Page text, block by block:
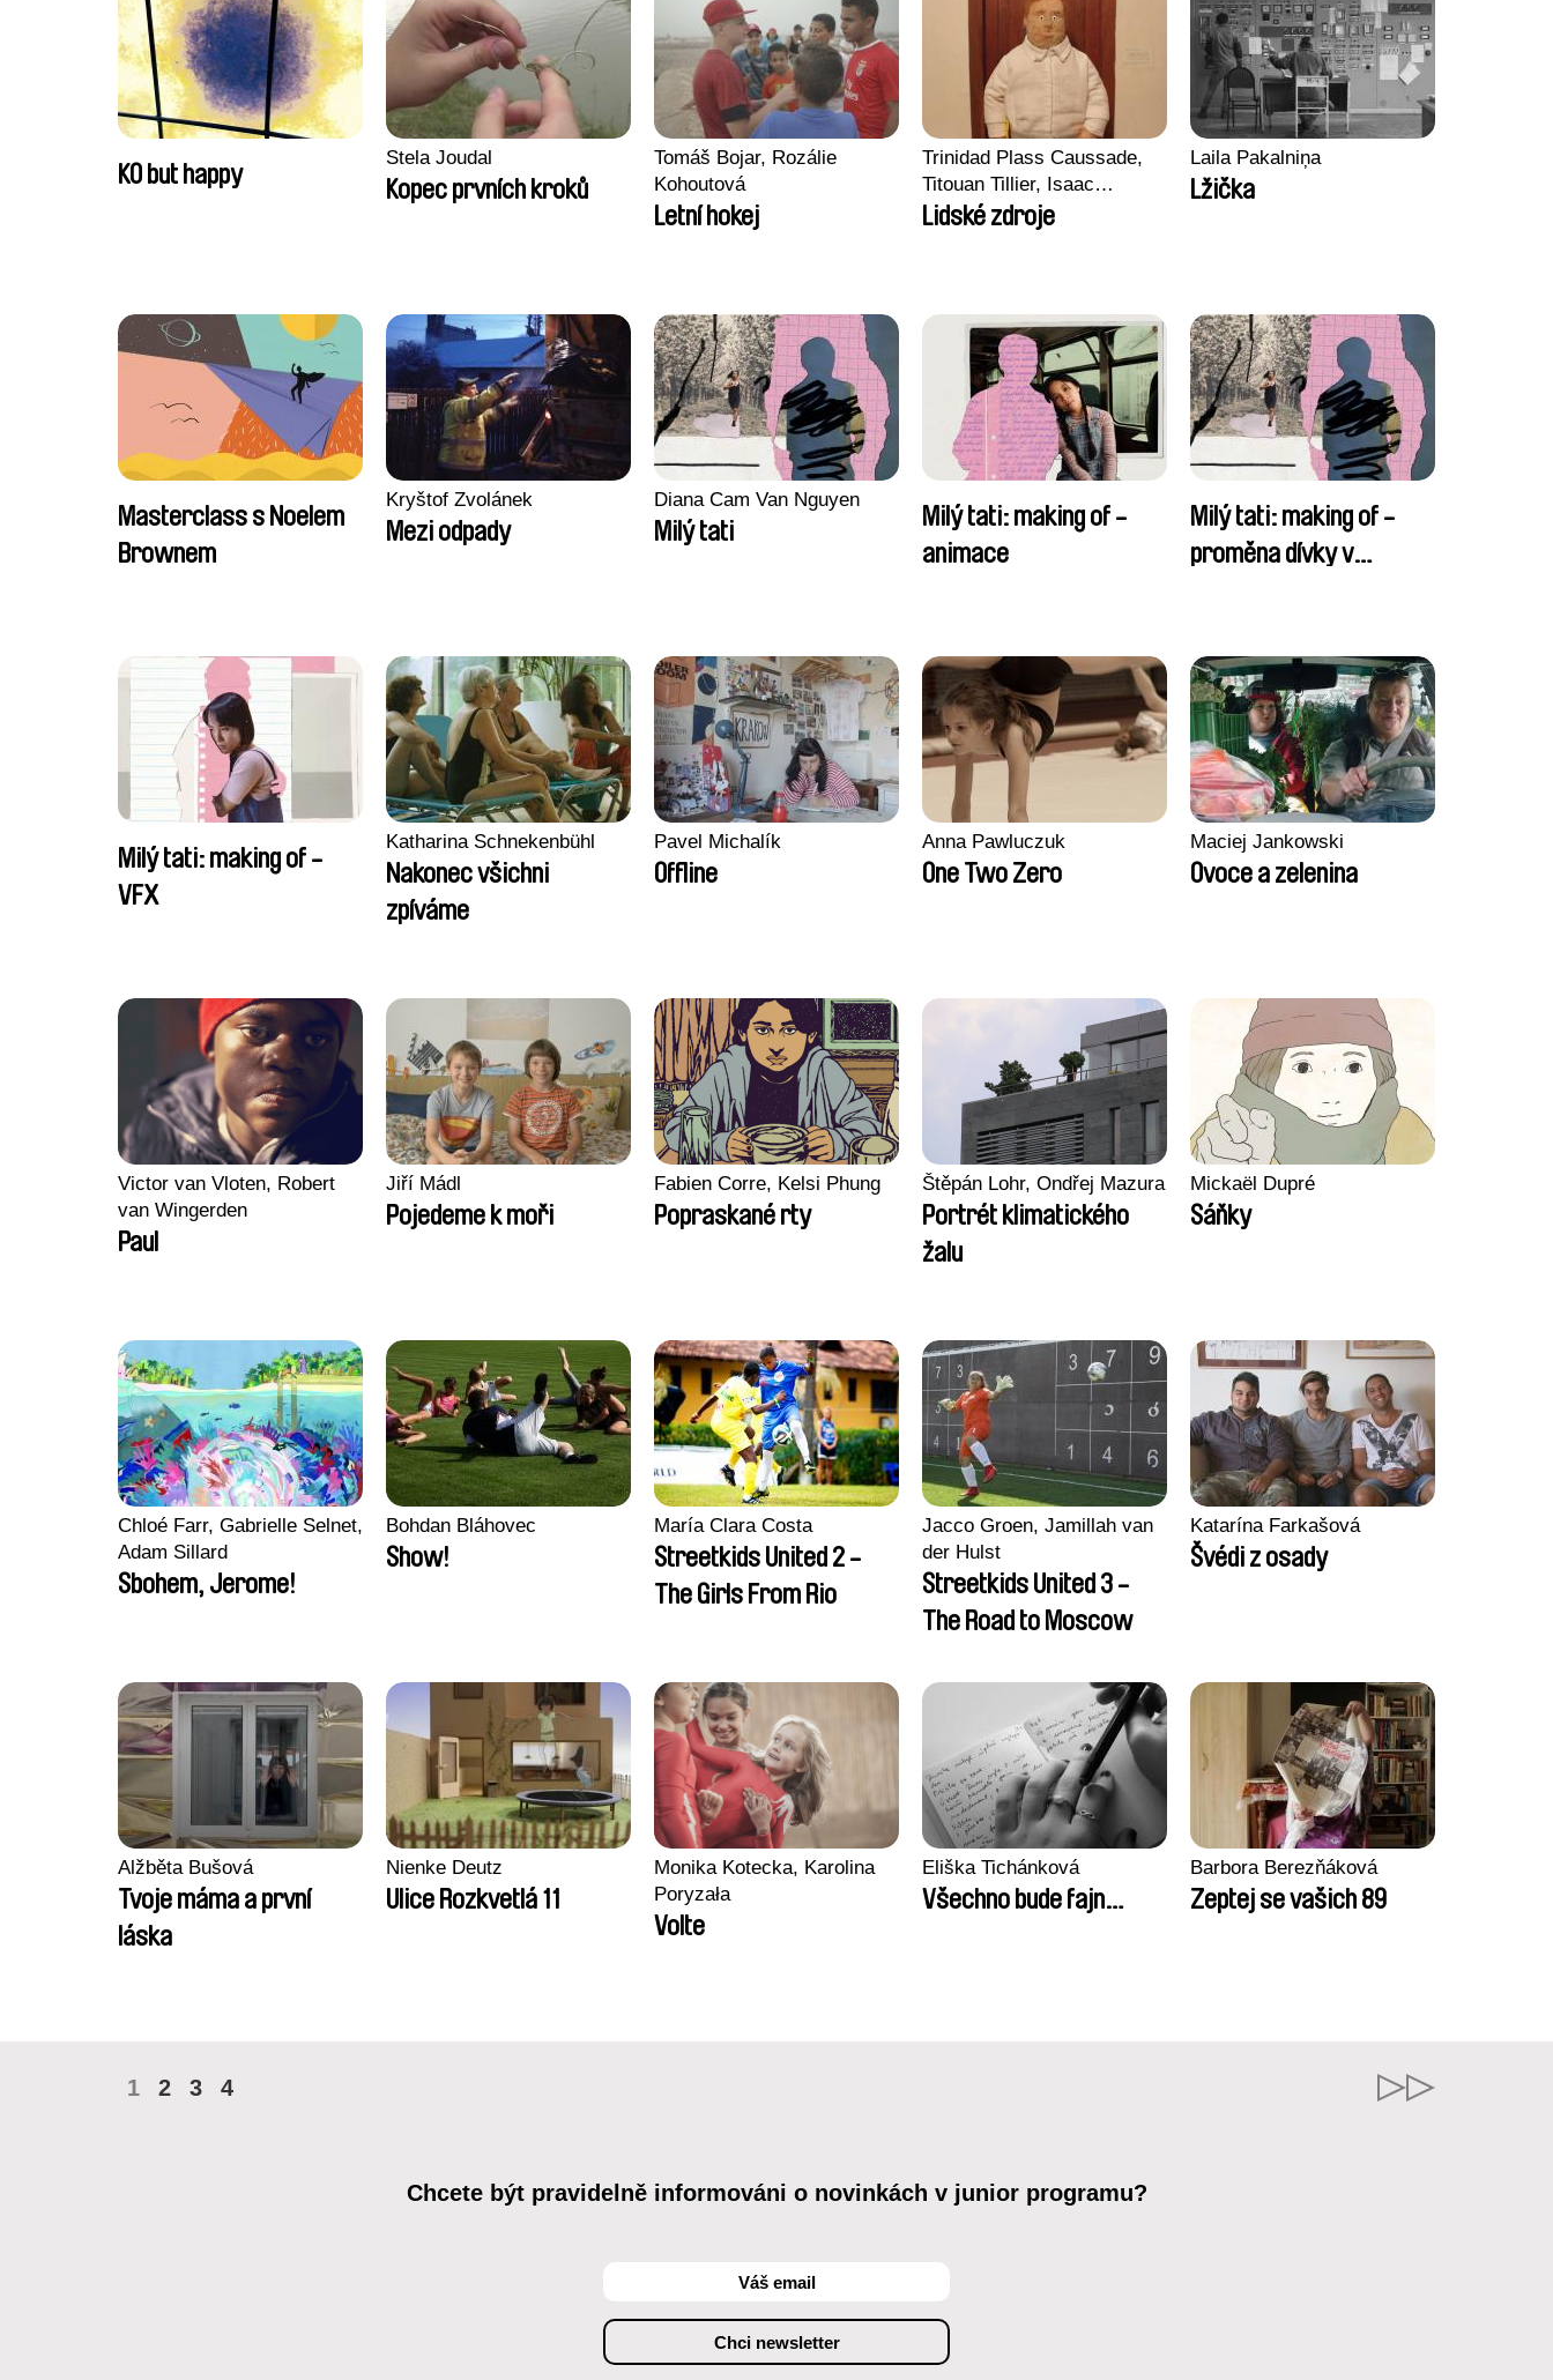
KO but happy
Stela Joudal
Kopec prvních kroků
Tomáš Bojar, Rozálie
Kohoutová
Letní hokej
Trinidad Plass Caussade,
Titouan Tillier, Isaac
Wenzek
Lidské zdroje
Laila Pakalniņa
Lžička
Masterclass s Noelem
Brownem
Kryštof Zvolánek
Mezi odpady
Diana Cam Van Nguyen
Milý tati
Milý tati: making of -
animace
Milý tati: making of -
proměna dívky v
Milý tati: making of -
VFX
Katharina Schnekenbühl
Nakonec všichni
zpíváme
Pavel Michalík
Offline
Anna Pawluczuk
One Two Zero
Maciej Jankowski
Ovoce a zelenina
Victor van Vloten, Robert
van Wingerden
Paul
Jiří Mádl
Pojedeme k moři
Fabien Corre, Kelsi Phung
Popraskané rty
Štěpán Lohr, Ondřej Mazura
Portrét klimatického
žalu
Mickaël Dupré
Sáňky
Chloé Farr, Gabrielle Selnet,
Adam Sillard
Sbohem, Jerome!
Bohdan Bláhovec
Show!
María Clara Costa
Streetkids United 2 -
The Girls From Rio
Jacco Groen, Jamillah van
der Hulst
Streetkids United 3 -
The Road to Moscow
Katarína Farkašová
Švédi z osady
Alžběta Bušová
Tvoje máma a první
láska
Nienke Deutz
Ulice Rozkvetlá 11
Monika Kotecka, Karolina
Poryzała
Volte
Eliška Tichánková
Všechno bude fajn…
Barbora Berezňáková
Zeptej se vašich 89
1 2 3 4
Chcete být pravidelně informováni o novinkách v junior programu?